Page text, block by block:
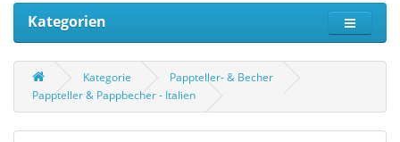
Kategorien
Kategorie
Pappteller- & Becher
Pappteller & Pappbecher - Italien